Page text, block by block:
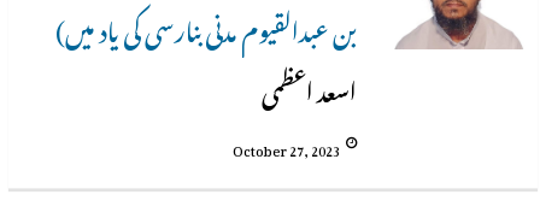
بن عبدالقیوم مدنی بنارسی کی یاد میں)
اسعد اعظمی
October 27, 2023